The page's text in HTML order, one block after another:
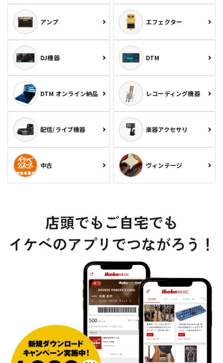
アンプ エフェクター
DJ機器 DTM
DTM オンライン納品 レコーディング機器
配信/ライブ機器 楽器アクセサリ
中古 ヴィンテージ